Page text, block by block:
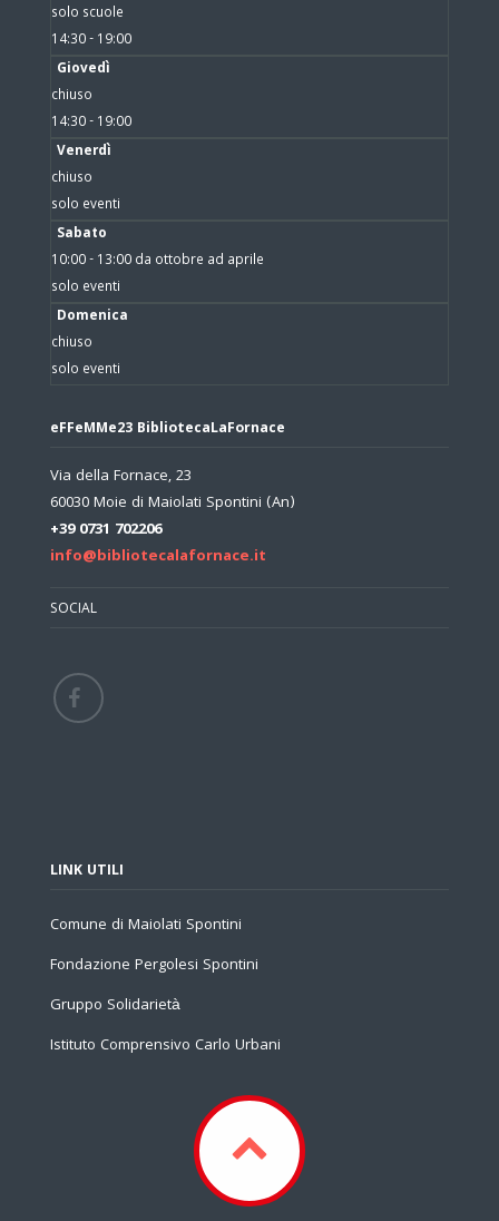
solo scuole
14:30 - 19:00
Giovedì
chiuso
14:30 - 19:00
Venerdì
chiuso
solo eventi
Sabato
10:00 - 13:00 da ottobre ad aprile
solo eventi
Domenica
chiuso
solo eventi
eFFeMMe23 BibliotecaLaFornace
Via della Fornace, 23
60030 Moie di Maiolati Spontini (An)
+39 0731 702206
info@bibliotecalafornace.it
SOCIAL
LINK UTILI
Comune di Maiolati Spontini
Fondazione Pergolesi Spontini
Gruppo Solidarietà
Istituto Comprensivo Carlo Urbani